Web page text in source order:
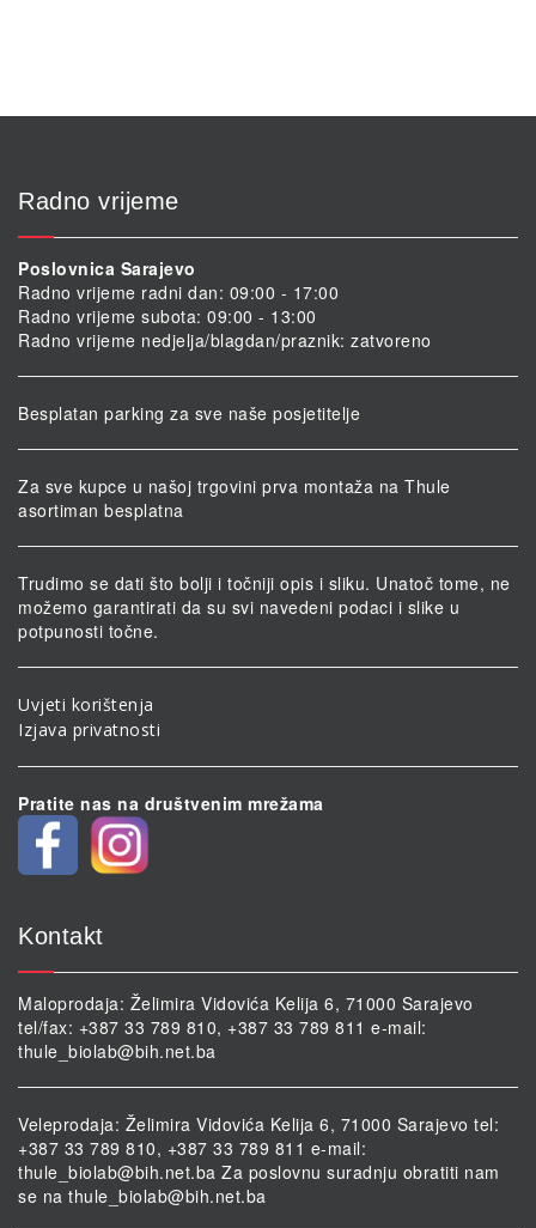
Radno vrijeme
Poslovnica Sarajevo
Radno vrijeme radni dan: 09:00 - 17:00
Radno vrijeme subota: 09:00 - 13:00
Radno vrijeme nedjelja/blagdan/praznik: zatvoreno
Besplatan parking za sve naše posjetitelje
Za sve kupce u našoj trgovini prva montaža na Thule
asortiman besplatna
Trudimo se dati što bolji i točniji opis i sliku. Unatoč tome, ne
možemo garantirati da su svi navedeni podaci i slike u
potpunosti točne.
Uvjeti korištenja
Izjava privatnosti
Pratite nas na društvenim mrežama
Kontakt
Maloprodaja: Želimira Vidovića Kelija 6, 71000 Sarajevo
tel/fax: +387 33 789 810, +387 33 789 811 e-mail:
thule_biolab@bih.net.ba
Veleprodaja: Želimira Vidovića Kelija 6, 71000 Sarajevo tel:
+387 33 789 810, +387 33 789 811 e-mail:
thule_biolab@bih.net.ba Za poslovnu suradnju obratiti nam
se na thule_biolab@bih.net.ba